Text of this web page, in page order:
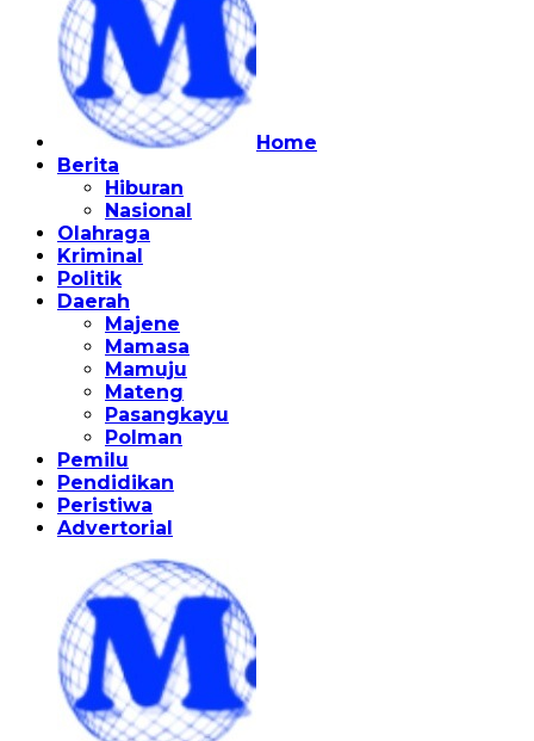
Home
Berita
Hiburan
Nasional
Olahraga
Kriminal
Politik
Daerah
Majene
Mamasa
Mamuju
Mateng
Pasangkayu
Polman
Pemilu
Pendidikan
Peristiwa
Advertorial